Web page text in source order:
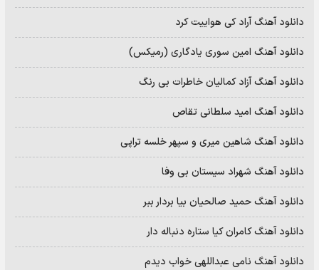
دانلود آهنگ آراد کی هواییت کرد
دانلود آهنگ امین سوری یادگاری (رمیکس)
دانلود آهنگ آزاد کمالیان خاطرات بی رنگ
دانلود آهنگ امید سلطانی تقاص
دانلود آهنگ شاهین میری و سپهر خلسه تراپی
دانلود آهنگ شهراد سیستان بی وفا
دانلود آهنگ حمید صالحیان بیا بردار ببر
دانلود آهنگ کامران کیا ستاره دنباله دار
دانلود آهنگ نامی عبداللهی خواب دیدم